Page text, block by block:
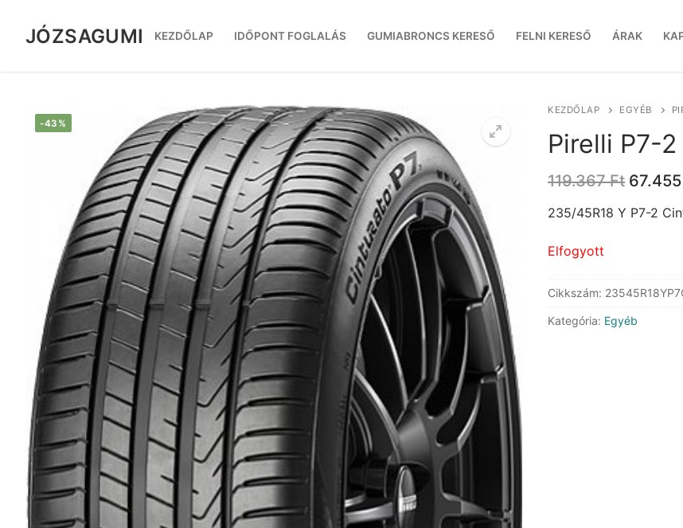
tartalomra
JÓZSAGUMI KEZDŐLAP IDŐPONT FOGLALÁS GUMIABRONCS KERESŐ FELNI KERESŐ ÁRAK
-43%
KEZDŐLAP EGYÉB
Pirelli P7-
119.367Ft Original
was:
67.455
235/45R18 Y P7-2
Elfogyott
Cikkszám:
Kategória: Egyéb